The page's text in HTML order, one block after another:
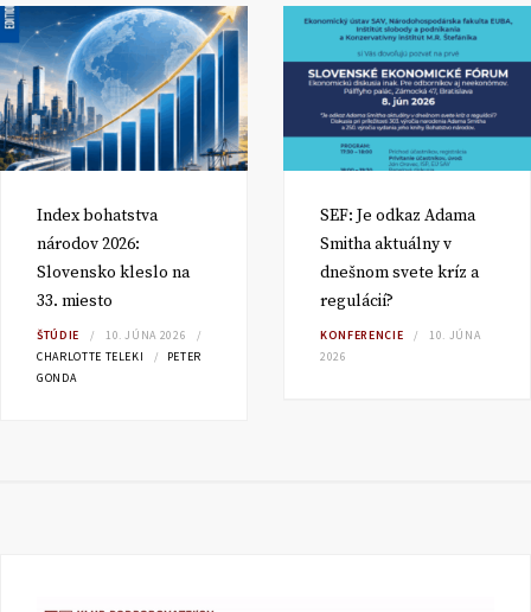
Index bohatstva
národov 2026:
Slovensko kleslo na
33. miesto
ŠTÚDIE
10. JÚNA 2026
CHARLOTTE TELEKI
PETER
GONDA
SEF: Je odkaz Adama
Smitha aktuálny v
dnešnom svete kríz a
regulácií?
KONFERENCIE
10. JÚNA
2026